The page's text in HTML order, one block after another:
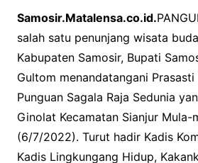
c
e
b
o
o
k
i
t
t
e
r
a
t
s
A
p
p
Samosir.Matalensa.co.id.
salah satu penunjang wisata
Kabupaten Samosir, Bupati
Gultom menandatangani Prasasti
Punguan Sagala Raja Sedunia
Ginolat Kecamatan Sianjur Mula-
(6/7/2022). Turut hadir Kadis
Kadis Lingkungang Hidup,